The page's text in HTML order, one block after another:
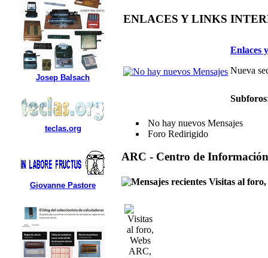
Josep Balsach
teclas.org
Giovanne Pastore
ENLACES Y LINKS
Enlaces
Nueva
Subforos
No hay nuevos Mensajes
Foro Redirigido
ARC - Centro de Información
Visitas al